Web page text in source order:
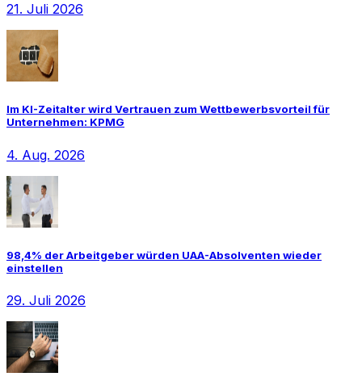
21. Juli 2026
Im KI-Zeitalter wird Vertrauen zum Wettbewerbsvorteil für
Unternehmen: KPMG
4. Aug. 2026
98,4% der Arbeitgeber würden UAA-Absolventen wieder
einstellen
29. Juli 2026